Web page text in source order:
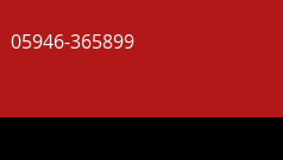
05946-365899